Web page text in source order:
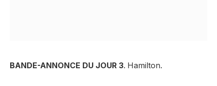
BANDE-ANNONCE DU JOUR 3. Hamilton.